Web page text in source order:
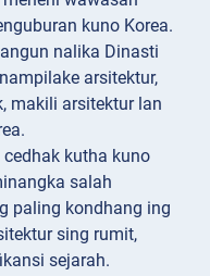
kuno Korea.
nalika Dinasti
arsitektur,
makili arsitektur lan
kutha kuno
salah
paling kondhang ing
sing rumit,
sejarah.